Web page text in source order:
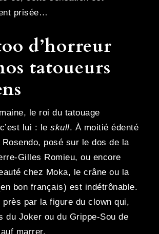
prisée…
d’horreur
tatoueurs
le roi du tatouage
lui : le skull. À moitié édenté
posé sur le dos de la
Gilles Romieu, ou encore
chez Moka, le crâne ou la
bon français) est indétrônable.
près par la figure du clown qui,
du Joker ou du Grippe-Sou de
marrer.